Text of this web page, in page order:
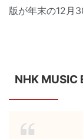
NHK MUSIC